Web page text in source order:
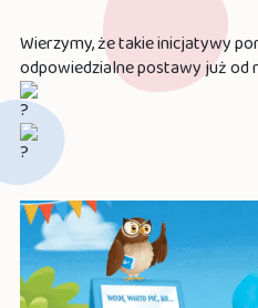
Wierzymy, że takie inicjatywy
odpowiedzialne postawy już od